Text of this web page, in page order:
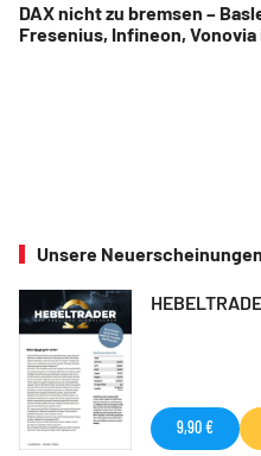
DAX nicht zu bremsen –
Fresenius, Infineon, Vonovia
Unsere Neuerscheinungen
9,90 €